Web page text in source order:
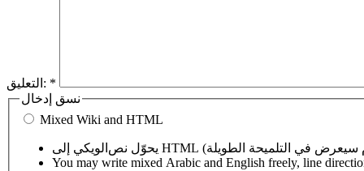
التعليق: *
نسق إدخال
Mixed Wiki and HTML
You may write mixed Arabic and English freely, line